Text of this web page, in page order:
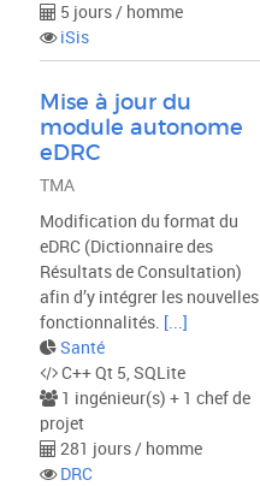
5 jours / homme
iSis
Mise à jour du
module autonome
eDRC
TMA
Modification du format du
eDRC (Dictionnaire des
Résultats de Consultation)
afin d’y intégrer les nouvelles
fonctionnalités. [...]
Santé
C++ Qt 5, SQLite
1 ingénieur(s) + 1 chef de
projet
281 jours / homme
DRC